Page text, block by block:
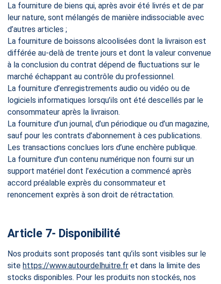
La fourniture de biens qui, après avoir été livrés et de par
leur nature, sont mélangés de manière indissociable avec
d’autres articles ;
La fourniture de boissons alcoolisées dont la livraison est
différée au-delà de trente jours et dont la valeur convenue
à la conclusion du contrat dépend de fluctuations sur le
marché échappant au contrôle du professionnel.
La fourniture d’enregistrements audio ou vidéo ou de
logiciels informatiques lorsqu’ils ont été descellés par le
consommateur après la livraison.
La fourniture d’un journal, d’un périodique ou d’un magazine,
sauf pour les contrats d’abonnement à ces publications.
Les transactions conclues lors d’une enchère publique.
La fourniture d’un contenu numérique non fourni sur un
support matériel dont l’exécution a commencé après
accord préalable exprès du consommateur et
renoncement exprès à son droit de rétractation.
Article 7- Disponibilité
Nos produits sont proposés tant qu’ils sont visibles sur le
site https://www.autourdelhuitre.fr et dans la limite des
stocks disponibles. Pour les produits non stockés, nos